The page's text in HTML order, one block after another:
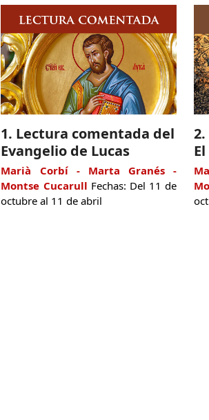
1. Lectura comentada del
Evangelio de Lucas
Marià Corbí - Marta Granés -
Montse Cucarull Fechas: Del 11 de
octubre al 11 de abril